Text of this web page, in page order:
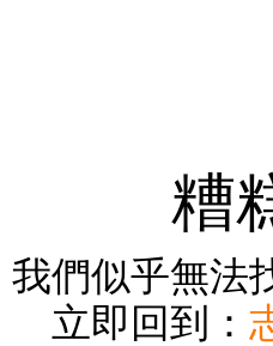
糟
我們似乎無法
立即回到：